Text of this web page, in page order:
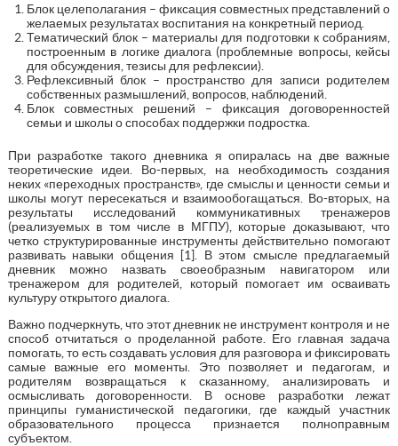
Блок целеполагания – фиксация совместных представлений о
желаемых результатах воспитания на конкретный период.
Тематический блок – материалы для подготовки к собраниям,
построенным в логике диалога (проблемные вопросы, кейсы
для обсуждения, тезисы для рефлексии).
Рефлексивный блок – пространство для записи родителем
собственных размышлений, вопросов, наблюдений.
Блок совместных решений – фиксация договоренностей
семьи и школы о способах поддержки подростка.
При разработке такого дневника я опиралась на две важные
теоретические идеи. Во-первых, на необходимость создания
неких «переходных пространств», где смыслы и ценности семьи и
школы могут пересекаться и взаимообогащаться. Во-вторых, на
результаты исследований коммуникативных тренажеров
(реализуемых в том числе в МГПУ), которые доказывают, что
четко структурированные инструменты действительно помогают
развивать навыки общения [1]. В этом смысле предлагаемый
дневник можно назвать своеобразным навигатором или
тренажером для родителей, который помогает им осваивать
культуру открытого диалога.
Важно подчеркнуть, что этот дневник не инструмент контроля и не
способ отчитаться о проделанной работе. Его главная задача
помогать, то есть создавать условия для разговора и фиксировать
самые важные его моменты. Это позволяет и педагогам, и
родителям возвращаться к сказанному, анализировать и
осмысливать договоренности. В основе разработки лежат
принципы гуманистической педагогики, где каждый участник
образовательного процесса признается полноправным
субъектом.